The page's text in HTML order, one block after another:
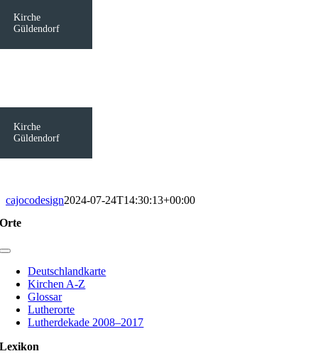
Kirche
Güldendorf
Kirche
Güldendorf
cajocodesign2024-07-24T14:30:13+00:00
Orte
Toggle
NavigationDeutschlandkarte
Kirchen A-Z
Glossar
Lutherorte
Lutherdekade 2008–2017
Lexikon